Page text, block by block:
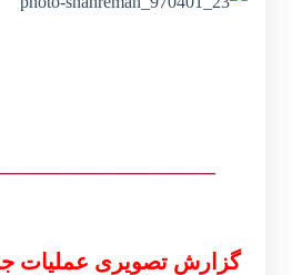
گزارش تصویری عملیات